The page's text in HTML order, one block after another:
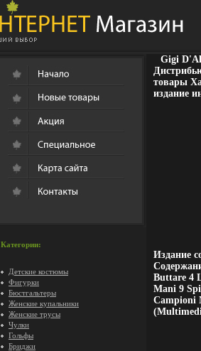
Категории:
Детские костюмы
Фигурки
Бюстгальтеры
Женские купальники
Женские трусы
Чулки
Гольфы
Бриджи
Gigi
товары
издание
Издание
Buttare 4
Mani 9
Campioni